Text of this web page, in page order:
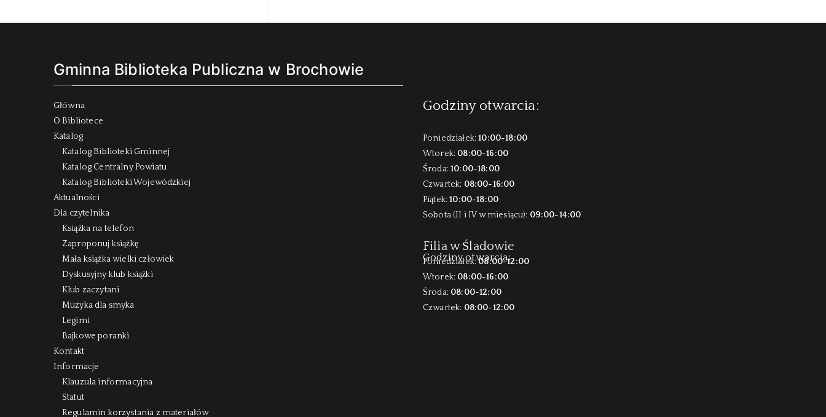
Gminna Biblioteka Publiczna w Brochowie
Główna
O Bibliotece
Katalog
Katalog Biblioteki Gminnej
Katalog Centralny Powiatu
Katalog Biblioteki Wojewódzkiej
Aktualności
Dla czytelnika
Książka na telefon
Zaproponuj książkę
Mała książka wielki człowiek
Dyskusyjny klub książki
Klub zaczytani
Muzyka dla smyka
Legimi
Bajkowe poranki
Kontakt
Informacje
Klauzula informacyjna
Statut
Regulamin korzystania z materiałów
Godziny otwarcia:
Poniedziałek:10:00-18:00
Wtorek: 08:00-16:00
Środa:10:00-18:00
Czwartek: 08:00-16:00
Piątek:10:00-18:00
Sobota (II i IV w miesiącu): 09:00-14:00
Filia w Śladowie
Godziny otwarcia:
Poniedziałek:08:00-12:00
Wtorek: 08:00-16:00
Środa: 08:00-12:00
Czwartek: 08:00-12:00